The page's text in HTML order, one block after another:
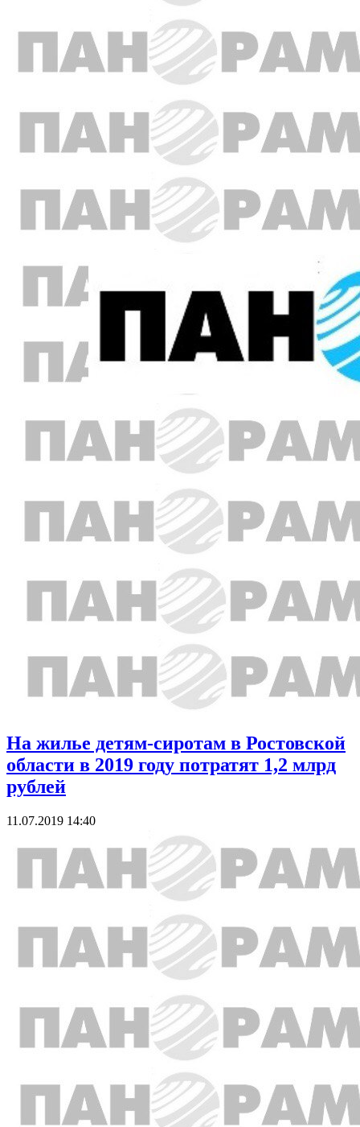
На жилье детям-сиротам в Ростовской
области в 2019 году потратят 1,2 млрд
рублей
11.07.2019 14:40